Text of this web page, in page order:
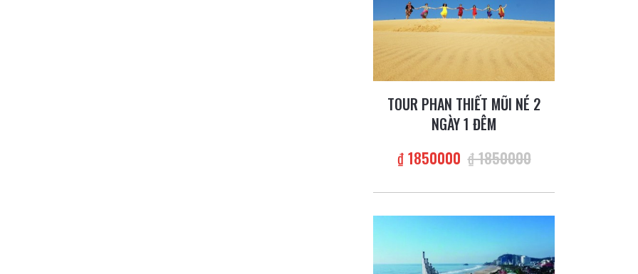
TOUR PHAN THIẾT MŨI NÉ 2
NGÀY 1 ĐÊM
₫ 1850000 ₫ 1850000